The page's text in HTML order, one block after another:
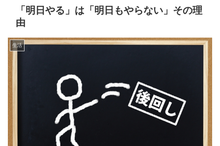
「明日やる」は「明日もやらない」その理
由
生活